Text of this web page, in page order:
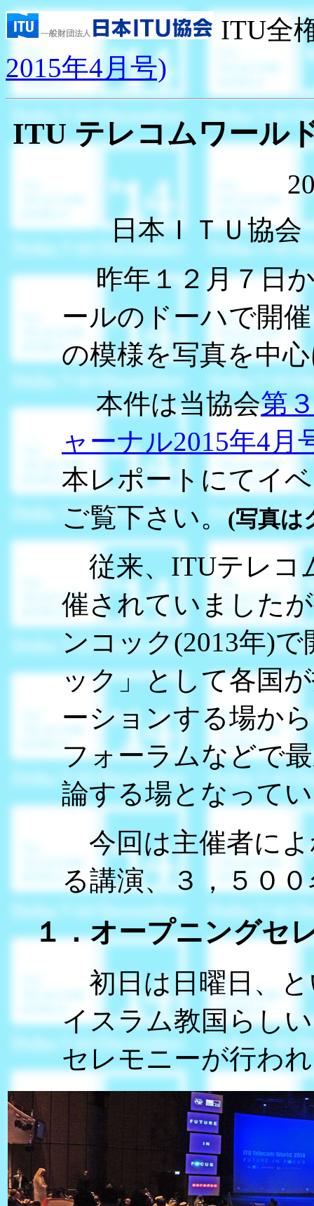
ITU全
2015年4月号)
ITU テレコムワール
日本ＩＴＵ協
昨年１２月７日か
ールのドーハで開
の模様を写真を中
本件は当協会第
ャーナル2015年4月
本レポートにてイ
ご覧下さい。(写真は
従来、ITUテレコ
催されていました
ンコック(2013年)
ック」として各国
ーションする場か
フォーラムなどで
論する場となって
今回は主催者によ
る講演、３，５０
１．オープニングセ
初日は日曜日、と
イスラム教国らし
セレモニーが行わ